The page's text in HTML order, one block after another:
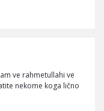
ve rahmetullahi ve
nekome koga lično